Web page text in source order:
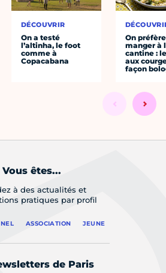
DÉCOUVRIR
On a testé
l’altinha, le foot
comme à
Copacabana
On préfère
manger à
cantine :
aux
façon
Vous êtes...
à des actualités et
pratiques par profil
ASSOCIATION JEUNE
de Paris